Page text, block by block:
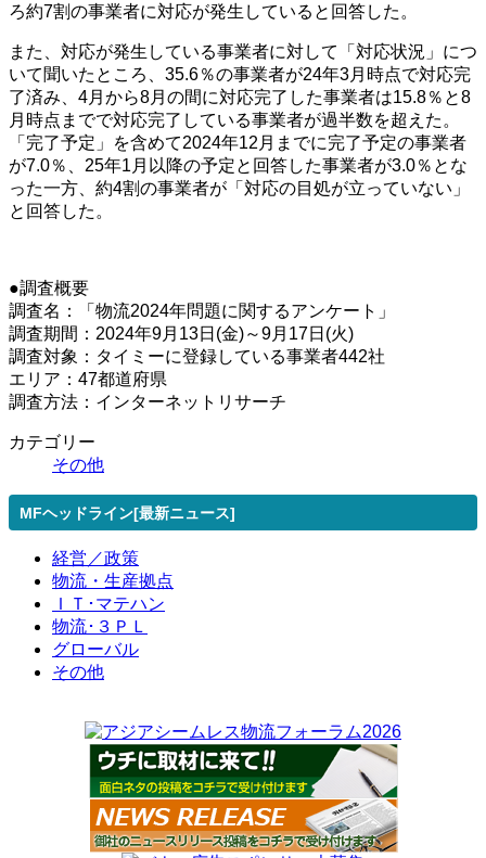
ろ約7割の事業者に対応が発生していると回答した。
また、対応が発生している事業者に対して「対応状況」につ
いて聞いたところ、35.6％の事業者が24年3月時点で対応完
了済み、4月から8月の間に対応完了した事業者は15.8％と8
月時点までで対応完了している事業者が過半数を超えた。
「完了予定」を含めて2024年12月までに完了予定の事業者
が7.0％、25年1月以降の予定と回答した事業者が3.0％とな
った一方、約4割の事業者が「対応の目処が立っていない」
と回答した。
●調査概要
調査名：「物流2024年問題に関するアンケート」
調査期間：2024年9月13日(金)～9月17日(火)
調査対象：タイミーに登録している事業者442社
エリア：47都道府県
調査方法：インターネットリサーチ
カテゴリー
その他
MFヘッドライン[最新ニュース]
経営／政策
物流・生産拠点
ＩＴ･マテハン
物流･３ＰＬ
グローバル
その他